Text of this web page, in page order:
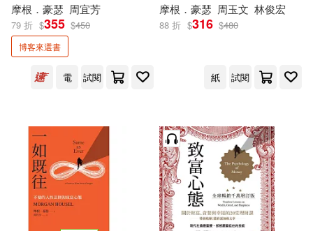
摩根．豪瑟 周宜芳
79 折 $355 $450
博客來選書
電 試閱
摩根．豪瑟 周玉文 林俊宏
88 折 $316 $480
紙 試閱